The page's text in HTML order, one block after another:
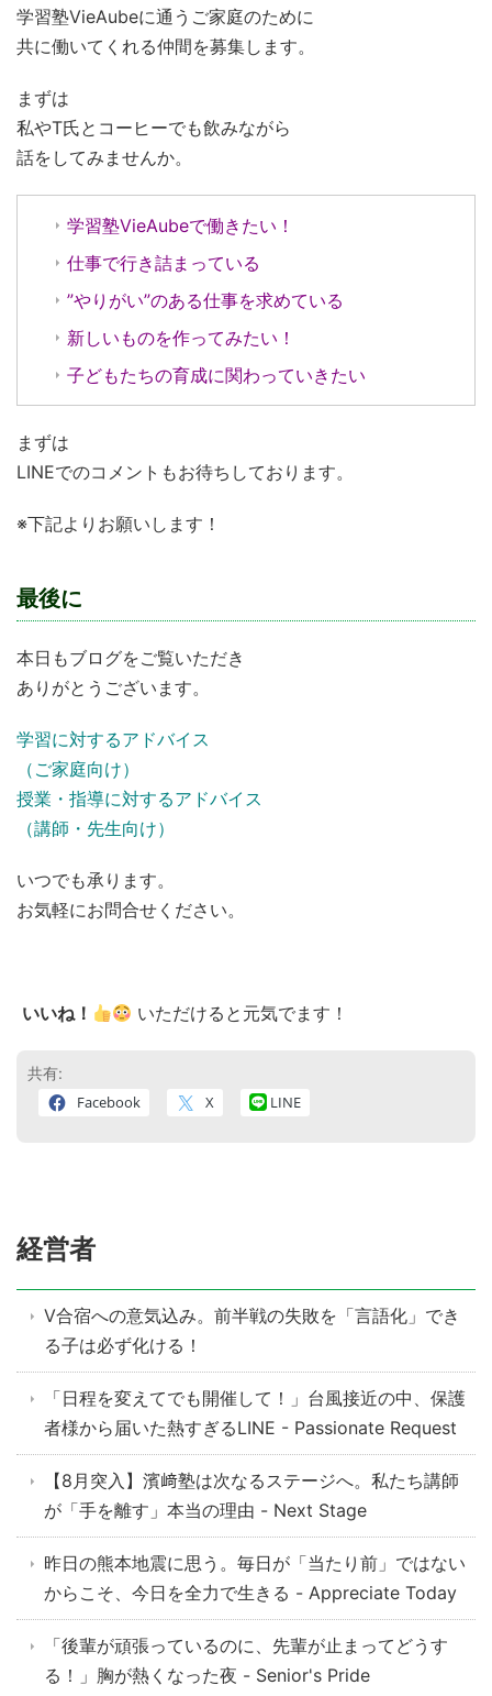
学習塾VieAubeに通うご家庭のために
共に働いてくれる仲間を募集します。
まずは
私やT氏とコーヒーでも飲みながら
話をしてみませんか。
学習塾VieAubeで働きたい！
仕事で行き詰まっている
”やりがい”のある仕事を求めている
新しいものを作ってみたい！
子どもたちの育成に関わっていきたい
まずは
LINEでのコメントもお待ちしております。
※下記よりお願いします！
最後に
本日もブログをご覧いただき
ありがとうございます。
学習に対するアドバイス
（ご家庭向け）
授業・指導に対するアドバイス
（講師・先生向け）
いつでも承ります。
お気軽にお問合せください。
いいね！ いただけると元気でます！
共有:
Facebook X LINE
経営者
V合宿への意気込み。前半戦の失敗を「言語化」でき
る子は必ず化ける！
「日程を変えてでも開催して！」台風接近の中、保護
者様から届いた熱すぎるLINE - Passionate Request
【8月突入】濱﨑塾は次なるステージへ。私たち講師
が「手を離す」本当の理由 - Next Stage
昨日の熊本地震に思う。毎日が「当たり前」ではない
からこそ、今日を全力で生きる - Appreciate Today
「後輩が頑張っているのに、先輩が止まってどうす
る！」胸が熱くなった夜 - Senior's Pride